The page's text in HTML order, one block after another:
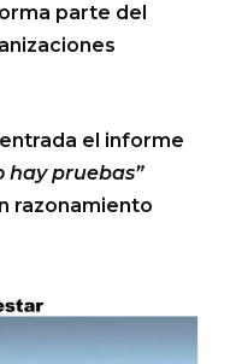
parte del
el informe
hay pruebas”
razonamiento